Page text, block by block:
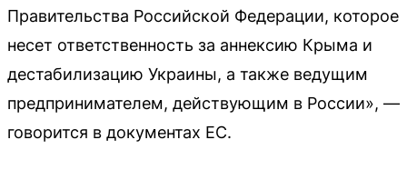
Правительства Российской Федерации, которое
несет ответственность за аннексию Крыма и
дестабилизацию Украины, а также ведущим
предпринимателем, действующим в России», —
говорится в документах ЕС.